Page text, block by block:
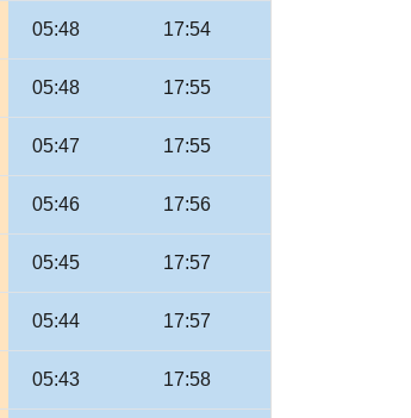
05:48 17:54
05:48 17:55
05:47 17:55
05:46 17:56
05:45 17:57
05:44 17:57
05:43 17:58